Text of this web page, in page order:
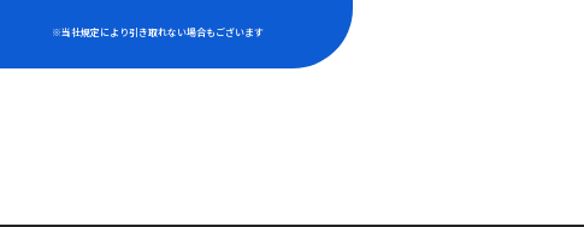
※当社規定により引き取れない場合もございます